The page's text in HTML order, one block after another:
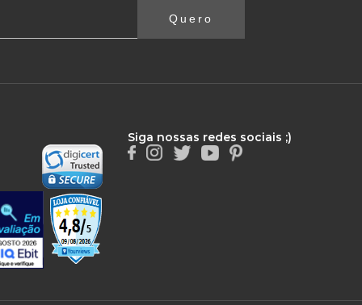
Quero
Siga nossas redes sociais ;)